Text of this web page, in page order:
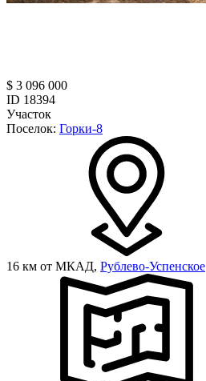
$ 3 096 000
ID 18394
Участок
Поселок: Горки-8
16 км от МКАД, Рублево-Успенское